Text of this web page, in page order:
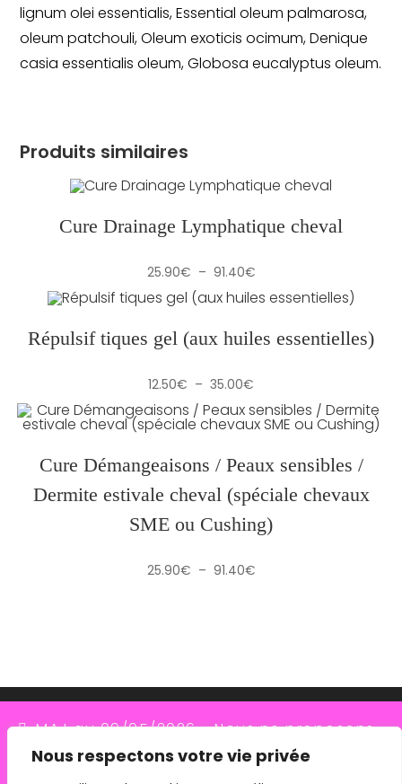
Nous respectons votre vie privée
MAJ au 09/05/2026 - Nous ne proposons
plus le transporteur Relais Colis (placés en
lignum olei essentialis, Essential oleum palmarosa,
oleum patchouli, Oleum exoticis ocimum, Denique
casia essentialis oleum, Globosa eucalyptus oleum.
Produits similaires
Cure Drainage Lymphatique cheval
25.90€ – 91.40€Plage
prix :
25.90€
91.40€
Répulsif tiques gel (aux huiles essentielles)
12.50€ – 35.00€
prix :
12.50€
à
Cure Démangeaisons / Peaux sensibles /
Dermite estivale cheval (spéciale chevaux
SME ou Cushing)
25.90€ – 91.40€Plage